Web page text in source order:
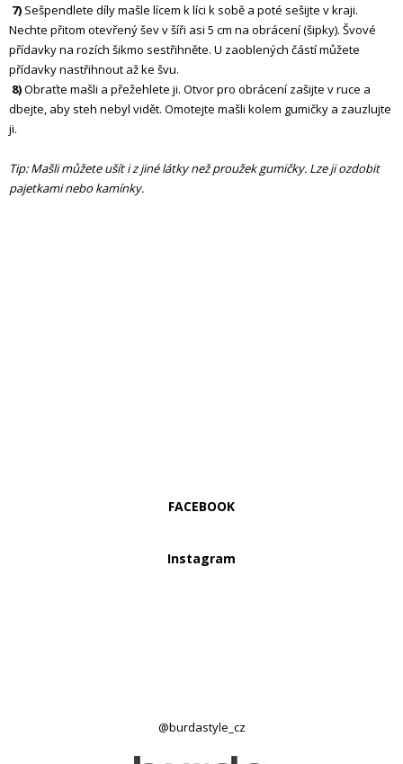
7) Sešpendlete díly mašle lícem k líci k sobě a poté sešijte v kraji.
Nechte přitom otevřený šev v šíři asi 5 cm na obrácení (šipky). Švové
přídavky na rozích šikmo sestřihněte. U zaoblených částí můžete
přídavky nastřihnout až ke švu.
8)Obraťte mašli a přežehlete ji. Otvor pro obrácení zašijte v ruce a
dbejte, aby steh nebyl vidět. Omotejte mašli kolem gumičky a zauzlujte
ji.
Tip: Mašli můžete ušít i z jiné látky než proužek gumičky. Lze ji ozdobit
pajetkami nebo kamínky.
FACEBOOK
Instagram
@burdastyle_cz